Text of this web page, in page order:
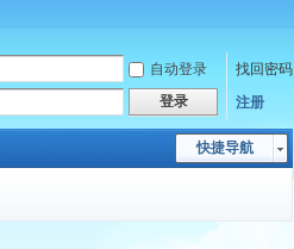
自动登录
找回密码
登录 注册
快捷导航